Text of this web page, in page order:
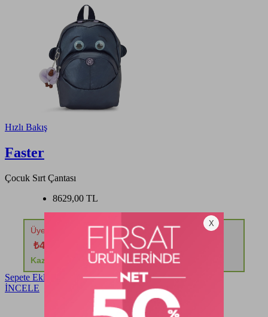
Hızlı Bakış
Faster
Çocuk Sırt Çantası
8629,00 TL
Üyelere Özel %50 İndirim!
₺4.314,50
Kazancınız: ₺4.314,50
Sepete Ekle
İNCELE